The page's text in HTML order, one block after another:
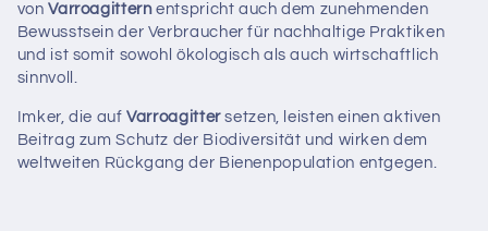
vonVarroagitternentspricht auch dem zunehmenden
Bewusstsein der Verbraucher für nachhaltige Praktiken
und ist somit sowohl ökologisch als auch wirtschaftlich
sinnvoll.
Imker, die aufVarroagittersetzen, leisten einen aktiven
Beitrag zum Schutz der Biodiversität und wirken dem
weltweiten Rückgang der Bienenpopulation entgegen.